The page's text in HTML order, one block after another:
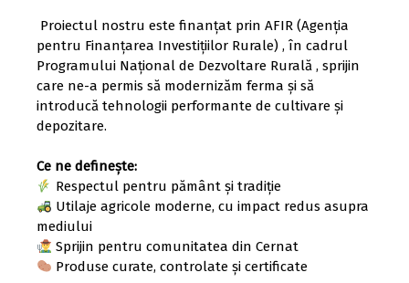
Proiectul nostru este finanțat prin AFIR (Agenția
pentru Finanțarea Investițiilor Rurale) , în cadrul
Programului Național de Dezvoltare Rurală , sprijin
care ne-a permis să modernizăm ferma și să
introducă tehnologii performante de cultivare și
depozitare.
Ce ne definește:
Respectul pentru pământ și tradiție
Utilaje agricole moderne, cu impact redus asupra
mediului
Sprijin pentru comunitatea din Cernat
Produse curate, controlate și certificate